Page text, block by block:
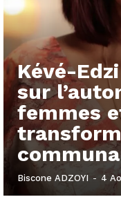
Kévé-
sur
femmes
Biscone ADZOYI - 4